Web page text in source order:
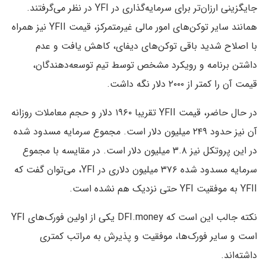
جایگزینی ارزان‌تر برای سرمایه‌گذاری در YFI در نظر می‌گرفتند.
همانند سایر توکن‌های امور مالی غیرمتمرکز، قیمت YFII نیز همراه
با اصلاح شدید باقی توکن‌های دیفای، کاهش یافت و عدم
داشتن برنامه و رویکرد مشخص توسط تیم توسعه‌دهندگان،
قیمت آن را کمتر از ۲۰۰۰ دلار نگه داشت.
در حال حاضر، قیمت YFII تقریبا ۱۹۶۰ دلار و حجم معاملات روزانه
آن نیز حدود ۲۴۹ میلیون دلار است. مجموع سرمایه مسدود شده
در این پروتکل نیز ۳.۸ میلیون دلار است. در مقایسه با مجموع
سرمایه مسدود شده ۳۷۶ میلیون دلاری در YFI، می‌توان گفت که
YFII به موفقیت YFI حتی نزدیک هم نشده است.
نکته جالب این است که DFI.money یکی از اولین فورک‌های YFI
است و سایر فورک‌ها، موفقیت و پذیرش به مراتب کمتری
داشته‌اند.